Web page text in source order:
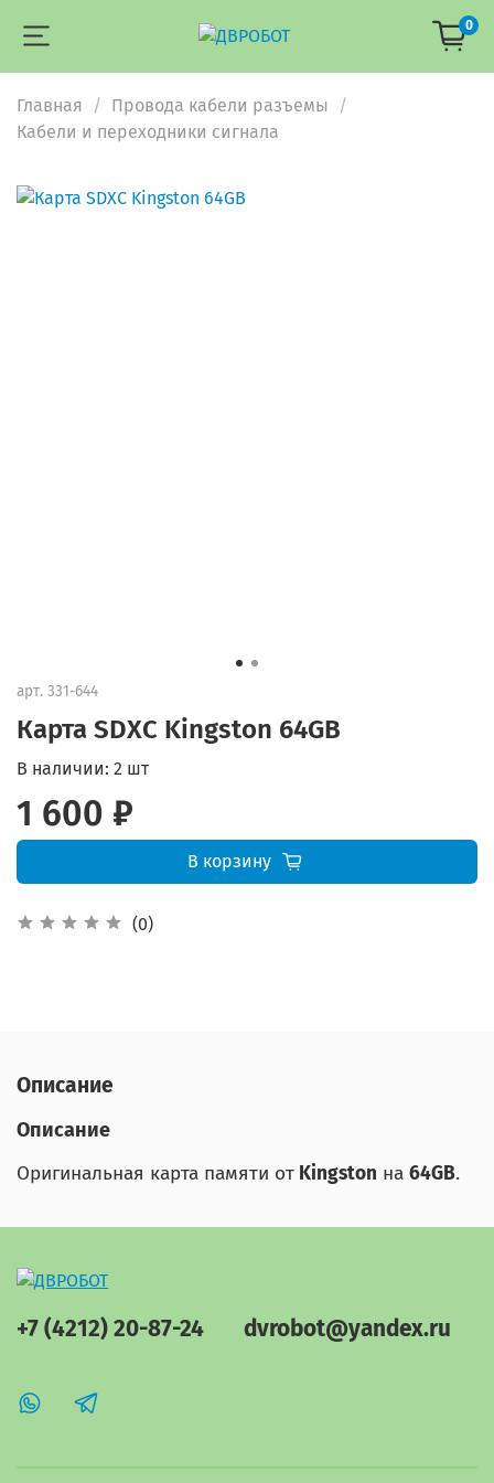
0
Главная
Провода кабели разъемы
Кабели и переходники сигнала
арт. 331-644
Карта SDXC Kingston 64GB
(0)
В наличии: 2 шт
1 600 ₽
В корзину
Описание
Описание
Оригинальная карта памяти от Kingston на 64GB.
+7 (4212) 20-87-24 dvrobot@yandex.ru